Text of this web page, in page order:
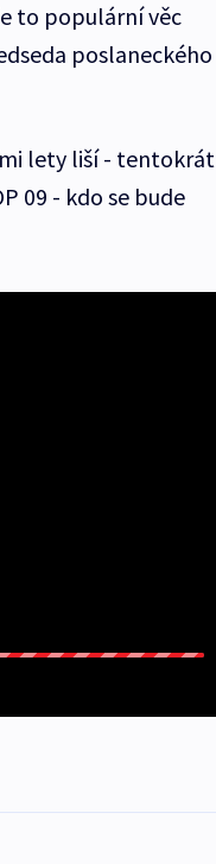
to populární věc
poslaneckého
lety liší - tentokrát
09 - kdo se bude